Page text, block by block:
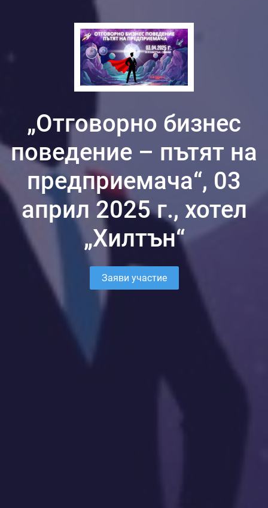
„Отговорно бизнес
поведение – пътят на
предприемача“, 03
април 2025 г., хотел
„Хилтън“
Заяви участие